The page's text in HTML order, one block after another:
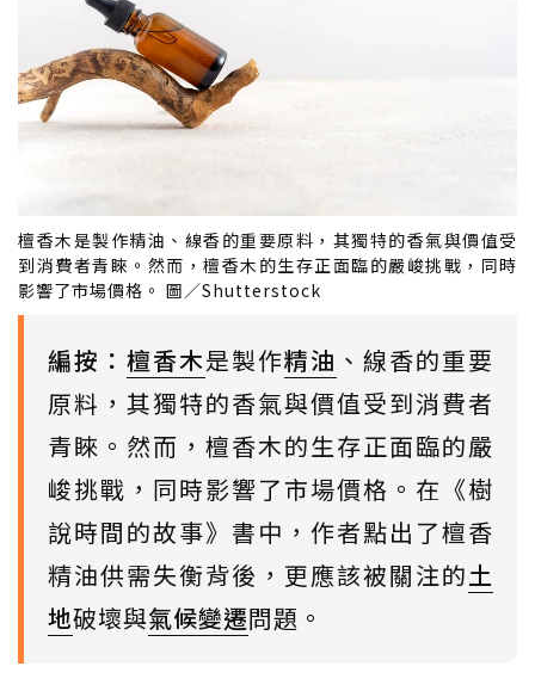
檀香木是製作精油、線香的重要原料，其獨特的香氣與價值受
到消費者青睞。然而，檀香木的生存正面臨的嚴峻挑戰，同時
影響了市場價格。 圖／Shutterstock
編按： 檀香木是製作精油 、線香的重要
原料，其獨特的香氣與價值受到消費者
青睞。然而，檀香木的生存正面臨的嚴
峻挑戰，同時影響了市場價格。在《樹
說時間的故事》書中，作者點出了檀香
精油供需失衡背後，更應該被關注的土
地破壞與氣候變遷問題。